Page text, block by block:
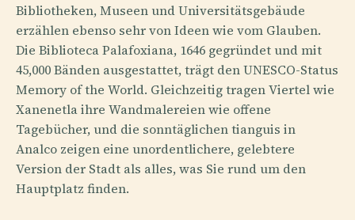
Bibliotheken, Museen und Universitätsgebäude
erzählen ebenso sehr von Ideen wie vom Glauben.
Die Biblioteca Palafoxiana, 1646 gegründet und mit
45,000 Bänden ausgestattet, trägt den UNESCO-Status
Memory of the World. Gleichzeitig tragen Viertel wie
Xanenetla ihre Wandmalereien wie offene
Tagebücher, und die sonntäglichen tianguis in
Analco zeigen eine unordentlichere, gelebtere
Version der Stadt als alles, was Sie rund um den
Hauptplatz finden.